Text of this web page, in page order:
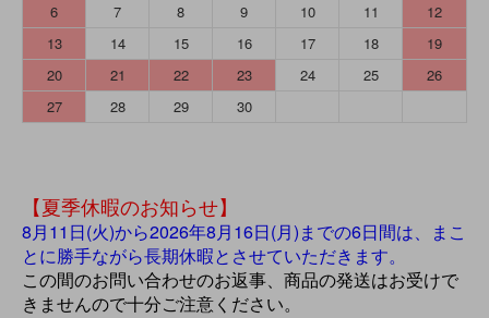
6
7 8 9 10 11
12
13
14 15 16 17 18
19
20
21 22 23 24 25
26
27
28 29 30
【夏季休暇のお知らせ】
8月11日(火)から2026年8月16日(月)までの6日間は、まこ
とに勝手ながら長期休暇とさせていただきます。
この間のお問い合わせのお返事、商品の発送はお受けで
きませんので十分ご注意ください。